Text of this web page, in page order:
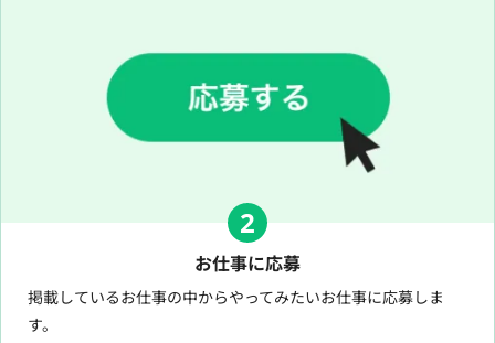
2
お仕事に応募
掲載しているお仕事の中からやってみたいお仕事に応募しま
す。